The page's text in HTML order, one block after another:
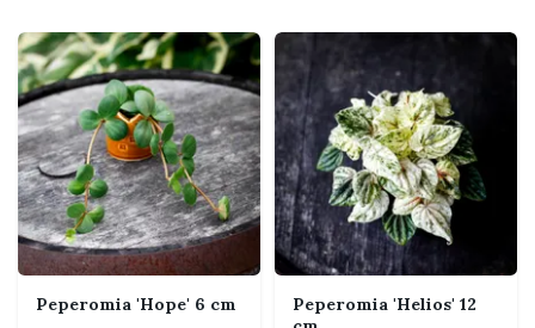
Byrå, skrivbord eller bred fönsterbräda
Ljust rum utan stark direkt sol
Dig som vill ha en lättplacerad och relativt
lättskött växt
Ett varmt och dragfritt läge
Utseende
Sorten kännetecknas av runda silvergröna blad med
Peperomia 'Hope' 6 cm
Peperomia 'Helios' 12